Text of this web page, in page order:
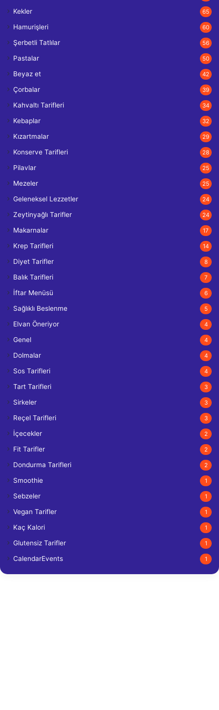
Kekler 65
Hamurişleri 60
Şerbetli Tatlılar 56
Pastalar 50
Beyaz et 42
Çorbalar 39
Kahvaltı Tarifleri 34
Kebaplar 32
Kızartmalar 29
Konserve Tarifleri 28
Pilavlar 25
Mezeler 25
Geleneksel Lezzetler 24
Zeytinyağlı Tarifler 24
Makarnalar 17
Krep Tarifleri 14
Diyet Tarifler 8
Balık Tarifleri 7
İftar Menüsü 6
Sağlıklı Beslenme 5
Elvan Öneriyor 4
Genel 4
Dolmalar 4
Sos Tarifleri 4
Tart Tarifleri 3
Sirkeler 3
Reçel Tarifleri 3
İçecekler 2
Fit Tarifler 2
Dondurma Tarifleri 2
Smoothie 1
Sebzeler 1
Vegan Tarifler 1
Kaç Kalori 1
Glutensiz Tarifler 1
CalendarEvents 1